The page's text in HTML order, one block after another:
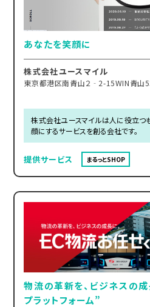
あなたを笑顔に
株式会社ユースマイル
東京都港区南青山２‐2-15WIN青山
株式会社ユースマイルは人に役立つ
顔にするサービスを創る会社です。
提供サービス まるっとSHOP
物流の革新を、ビジネスの成
プラットフォーム”